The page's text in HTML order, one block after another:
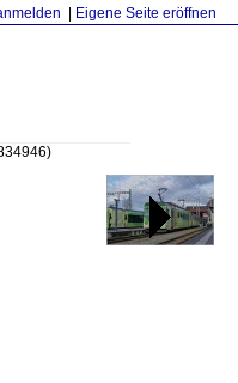
Eigene Seite eröffnen